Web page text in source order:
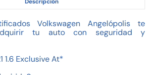
Volkswagen Angelópolis te
tu auto con seguridad y
1.6 Exclusive At*